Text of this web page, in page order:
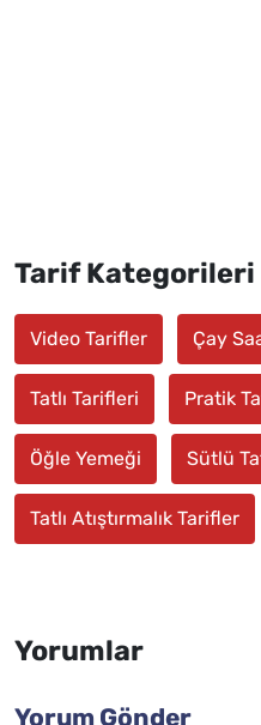
Tarif Kategorileri
Video Tarifler Çay
Tatlı Tarifleri Pratik
Öğle Yemeği Sütlü
Tatlı Atıştırmalık Tarifler
Yorumlar
Yorum Gönder